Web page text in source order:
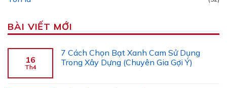
BÀI VIẾT MỚI
16
Th4
7 Cách Chọn Bạt Xanh Cam Sử Dụng
Trong Xây Dựng (Chuyên Gia Gợi Ý)